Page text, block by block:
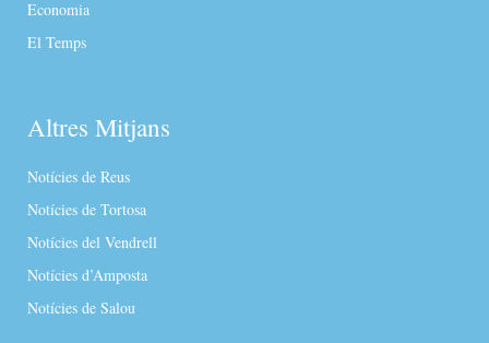
Economia
El Temps
Altres Mitjans
Notícies de Reus
Notícies de Tortosa
Notícies del Vendrell
Notícies d’Amposta
Notícies de Salou